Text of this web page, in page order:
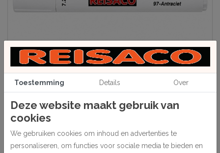
Beschrijving
Deze retoucheerstift is ideaal voor het bijwerken van krassen,
beschadigingen en verkleurde randen op houten meubels en
oppervlakken.
Toestemming Details Over
Deze website maakt gebruik van
cookies
We gebruiken cookies om inhoud en advertenties te
personaliseren, om functies voor sociale media te bieden en